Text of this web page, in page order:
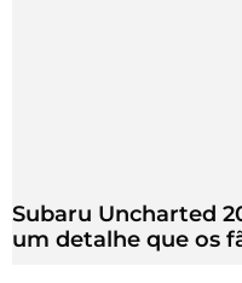
Subaru Uncharted
um detalhe que os